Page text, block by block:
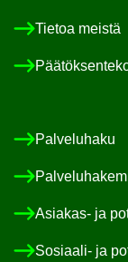
Tie­toa meis­tä
Pal­ve­lu­ha­ku
Asiakas-​ ja
Sosiaali-​ ja